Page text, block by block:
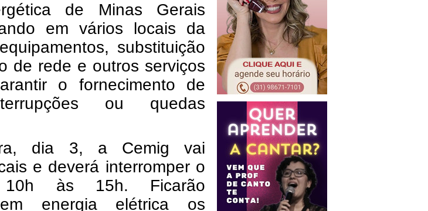
de Minas Gerais
em vários locais da
substituição
de rede e outros serviços
o fornecimento de
ou quedas
dia 3, a Cemig vai
e deverá interromper o
10h às 15h. Ficarão
energia elétrica os